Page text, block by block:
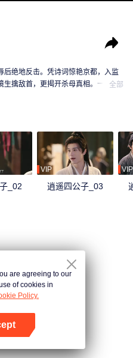
后绝地反击。凭诗词惊艳京都，入监
生擒敌首，更揭开杀母真相。一路逆
全部
_02
VIP
逍遥四公子_03
VIP
are agreeing to our
of cookies in
Policy.